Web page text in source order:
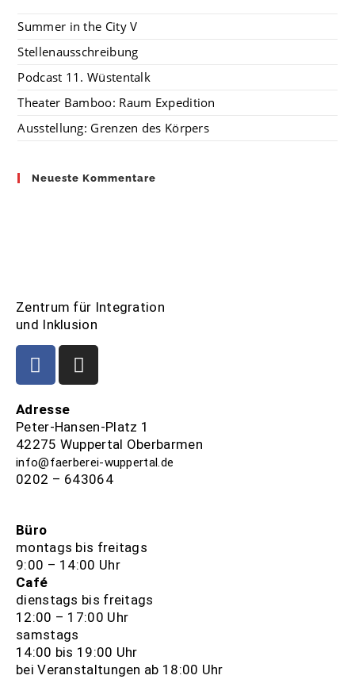
Summer in the City V
Stellenausschreibung
Podcast 11. Wüstentalk
Theater Bamboo: Raum Expedition
Ausstellung: Grenzen des Körpers
Neueste Kommentare
Zentrum für Integration
und Inklusion
Adresse
Peter-Hansen-Platz 1
42275 Wuppertal Oberbarmen
info@faerberei-wuppertal.de
0202 – 643064
Büro
montags bis freitags
9:00 – 14:00 Uhr
Café
dienstags bis freitags
12:00 – 17:00 Uhr
samstags
14:00 bis 19:00 Uhr
bei Veranstaltungen ab 18:00 Uhr